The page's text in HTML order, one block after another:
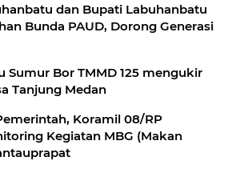
dan Bupati Labuhanbatu
Bunda PAUD, Dorong Generasi
Sumur Bor TMMD 125 mengukir
Tanjung Medan
Koramil 08/RP
Kegiatan MBG (Makan